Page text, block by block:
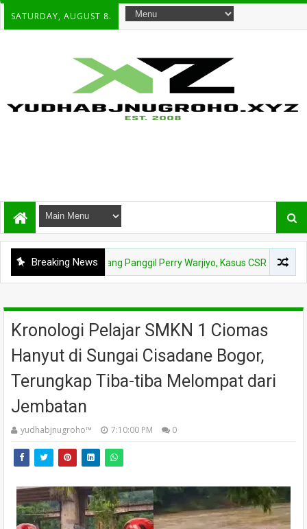
SATURDAY, AUGUST 8.
Breaking News
KPK Buka Peluang Panggil Perry Warjiyo, Kasus CSR BI-OJK Kembali
Kronologi Pelajar SMKN 1 Ciomas
Hanyut di Sungai Cisadane Bogor,
Terungkap Tiba-tiba Melompat dari
Jembatan
yudhabjnugroho™️ 7:10:00 PM 0